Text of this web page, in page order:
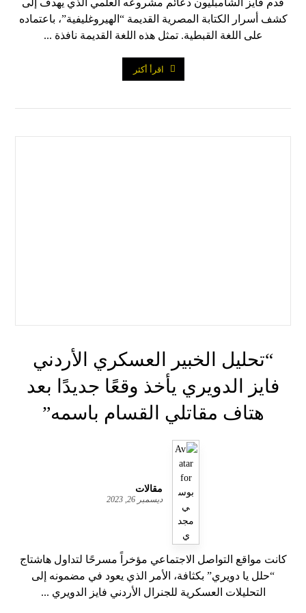
قدم فايز الشامبليون دعائم مشروعه العلمي الذي يهدف إلى
كشف أسرار الكتابة المصرية القديمة “الهيروغليفية”، باعتماده
على اللغة القبطية. تمثل هذه اللغة القديمة نافذة ...
اقرأ أكثر
“تحليل الخبير العسكري الأردني
فايز الدويري يأخذ وقعًا جديدًا بعد
هتاف مقاتلي القسام باسمه”
مقالات
ديسمبر 26, 2023
كانت مواقع التواصل الاجتماعي مؤخراً مسرحًا لتداول هاشتاج
“حلل يا دويري” بكثافة، الأمر الذي يعود في مضمونه إلى
التحليلات العسكرية للجنرال الأردني فايز الدويري ...